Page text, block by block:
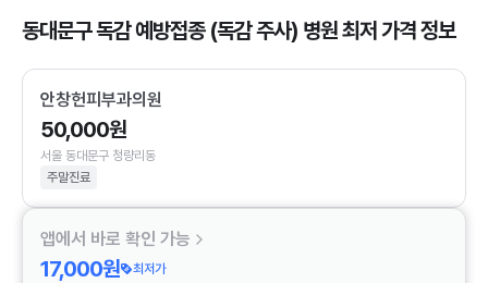
동대문구 독감 예방접종 (독감 주사) 병원 최저 가격 정보
안창헌피부과의원
50,000원
서울 동대문구 청량리동
주말진료
앱에서 바로 확인 가능
17,000원
최저가